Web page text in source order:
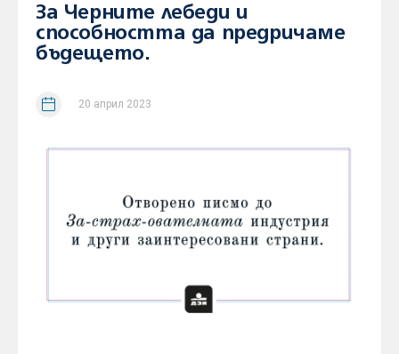
За Черните лебеди и
способността да предричаме
бъдещето.
20 април 2023